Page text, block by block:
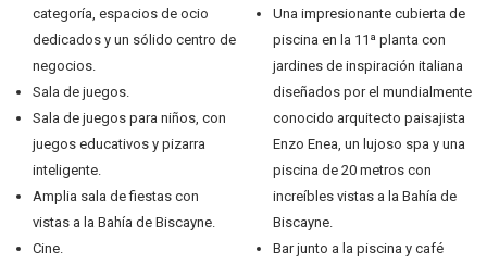
categoría, espacios de ocio
dedicados y un sólido centro de
negocios.
Sala de juegos.
Sala de juegos para niños, con
juegos educativos y pizarra
inteligente.
Amplia sala de fiestas con
vistas a la Bahía de Biscayne.
Cine.
Una impresionante cubierta de
piscina en la 11ª planta con
jardines de inspiración italiana
diseñados por el mundialmente
conocido arquitecto paisajista
Enzo Enea, un lujoso spa y una
piscina de 20 metros con
increíbles vistas a la Bahía de
Biscayne.
Bar junto a la piscina y café